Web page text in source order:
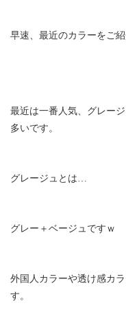
早速、最近のカラーをご紹
最近は一番人気、グレー
多いです。
グレージュとは…
グレー＋ベージュですｗ
外国人カラーや透け感カ
す。